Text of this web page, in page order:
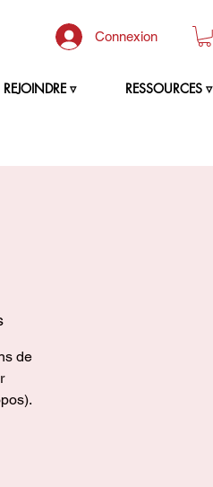
Connexion
▿ RESSOURCES ▿
de